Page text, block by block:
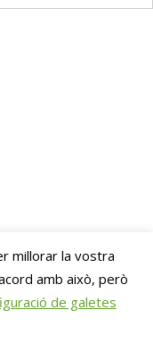
millorar la vostra
amb això, però
de galetes